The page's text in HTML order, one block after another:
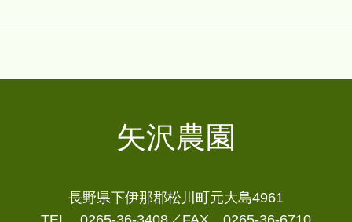
並びにその他関係する規範等を遵守いたします。
矢沢農園
長野県下伊那郡松川町元大島4961